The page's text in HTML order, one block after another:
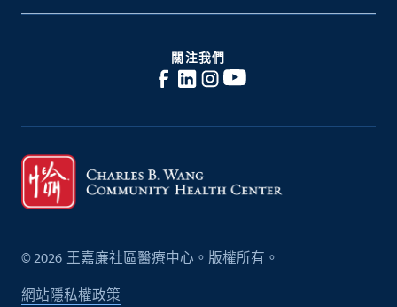
關注我們
©2026 王嘉廉社區醫療中心。版權所有。
網站隱私權政策